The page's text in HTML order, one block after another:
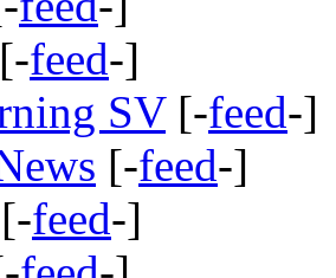
[-feed-]
SV[-feed-]
[-feed-]
[-feed-]